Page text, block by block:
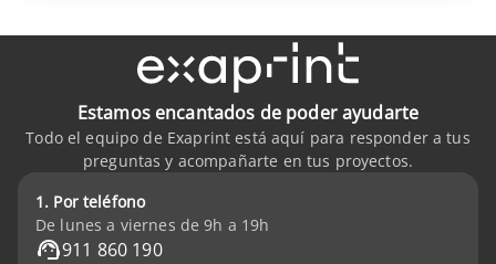
Estamos encantados de poder ayudarte
Todo el equipo de Exaprint está aquí para responder a tus
preguntas y acompañarte en tus proyectos.
1. Por teléfono
De lunes a viernes de 9h a 19h
911 860 190